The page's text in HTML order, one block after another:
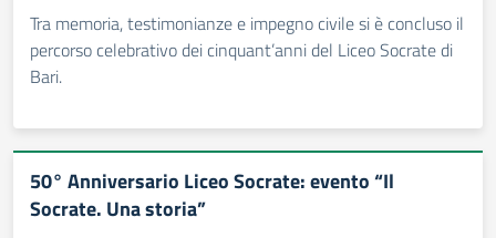
Tra memoria, testimonianze e impegno civile si è concluso il
percorso celebrativo dei cinquant’anni del Liceo Socrate di
Bari.
50° Anniversario Liceo Socrate: evento “Il
Socrate. Una storia”